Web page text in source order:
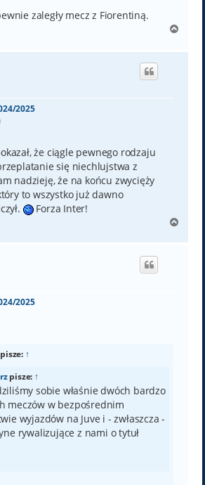
zaległy mecz z Fiorentiną.
g
2025
że ciągle pewnego rodzaju
się niechlujstwa z
nadzieję, że na końcu zwycięży
to wszystko już dawno
Forza Inter!
g
2025
↑
pisze: ↑
sobie właśnie dwóch bardzo
meczów w bezpośrednim
wyjazdów na Juve i - zwłaszcza -
rywalizujące z nami o tytuł